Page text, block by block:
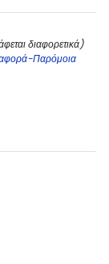
διαφορετικά)
Παρόμοια